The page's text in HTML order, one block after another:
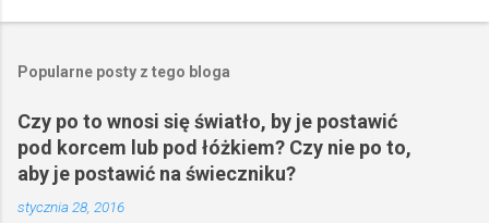
Popularne posty z tego bloga
Czy po to wnosi się światło, by je postawić
pod korcem lub pod łóżkiem? Czy nie po to,
aby je postawić na świeczniku?
stycznia 28, 2016